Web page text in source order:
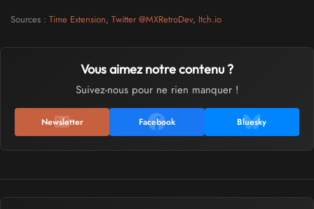
Sources : Time Extension, Twitter @MXRetroDev, Itch.io
Vous aimez notre contenu ?
Suivez-nous pour ne rien manquer !
Newsletter Facebook Bluesky